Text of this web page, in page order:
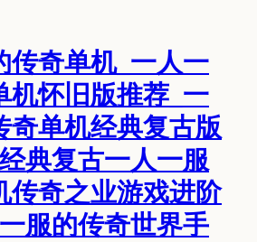
传奇单机_一人一
机怀旧版推荐_一
奇单机经典复古版
典复古一人一服
传奇之业游戏进阶
服的传奇世界手